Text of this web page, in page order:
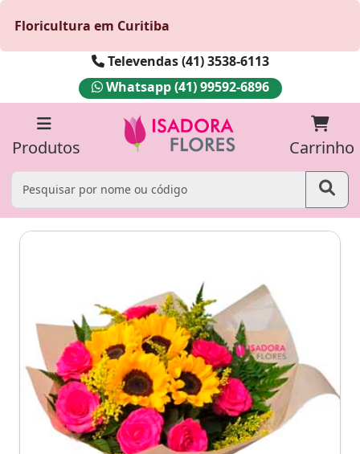
Floricultura em Curitiba
Televendas (41) 3538-6113
Whatsapp (41) 99592-6896
Produtos Carrinho